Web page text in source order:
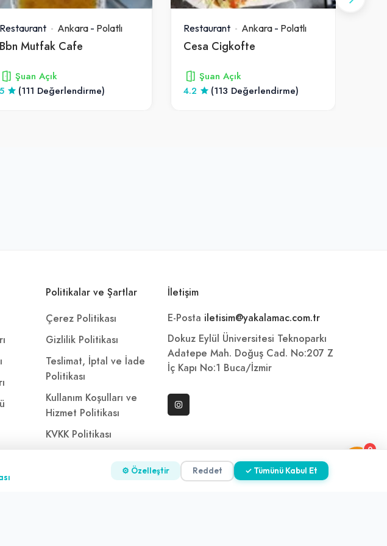
0
Restaurant Ankara - Polatlı
Bbn Mutfak Cafe
Şuan Açık
5
(111 Değerlendirme)
Restaurant Ankara- Polatlı
Cesa Cigkofte
Şuan Açık
4.2
(113 Değerlendirme)
Politikalar ve Şartlar
Çerez Politikası
Gizlilik Politikası
Teslimat, İptal ve İade
Politikası
Kullanım Koşulları ve
Hizmet Politikası
KVKK Politikası
Aydınlatma Metni
İletişim
E-Posta iletisim@yakalamac.com.tr
Dokuz Eylül Üniversitesi Teknoparkı
Adatepe Mah. Doğuş Cad. No:207 Z
İç Kapı No:1 Buca/İzmir
⚙ Özelleştir Reddet ✓ Tümünü Kabul Et